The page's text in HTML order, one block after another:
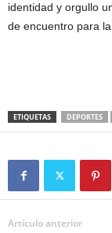
identidad y orgullo
de encuentro para
ETIQUETAS DEPORTES
Artículo anterior